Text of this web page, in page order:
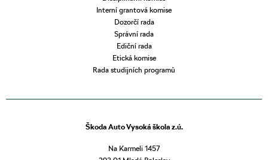
Interní grantová komise
Dozorčí rada
Správní rada
Ediční rada
Etická komise
Rada studijních programů
Škoda Auto Vysoká škola z.ú.
Na Karmeli 1457